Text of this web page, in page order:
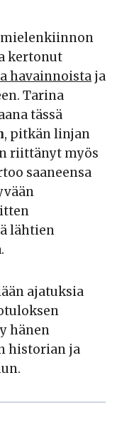
mielenkiinnon
kertonut
havainnoista ja
Tarina
tässä
, pitkän linjan
riittänyt myös
saaneensa
lähtien
ajatuksia
hänen
historian ja